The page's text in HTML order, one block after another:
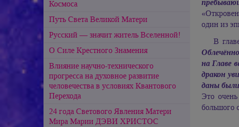
Космоса
Путь Света Великой Матери
Русский — значит житель Вселенной!
О Силе Крестного Знамения
Влияние научно-технического
прогресса на духовное развитие
человечества в условиях Квантового
Перехода
24 года Светового Явления Матери
Мира Марии ДЭВИ ХРИСТОС
один из
В
на Главе
дракон
даны
Это
большого